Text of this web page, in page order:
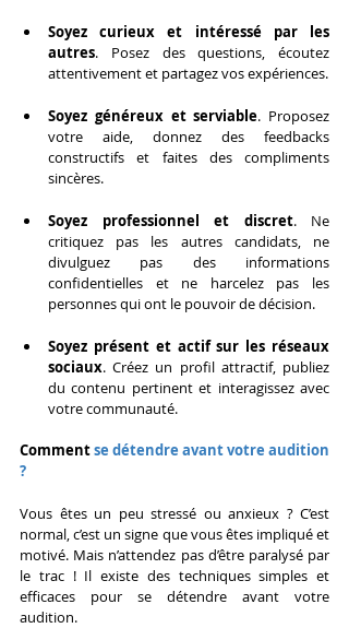
Soyez curieux et intéressé par les
autres. Posez des questions, écoutez
attentivement et partagez vos expériences.
Soyez généreux et serviable. Proposez
votre aide, donnez des feedbacks
constructifs et faites des compliments
sincères.
Soyez professionnel et discret. Ne
critiquez pas les autres candidats, ne
divulguez pas des informations
confidentielles et ne harcelez pas les
personnes qui ont le pouvoir de décision.
Soyez présent et actif sur les réseaux
sociaux. Créez un profil attractif, publiez
du contenu pertinent et interagissez avec
votre communauté.
Comment se détendre avant votre audition
?
Vous êtes un peu stressé ou anxieux ? C’est
normal, c’est un signe que vous êtes impliqué et
motivé. Mais n’attendez pas d’être paralysé par
le trac ! Il existe des techniques simples et
efficaces pour se détendre avant votre
audition.